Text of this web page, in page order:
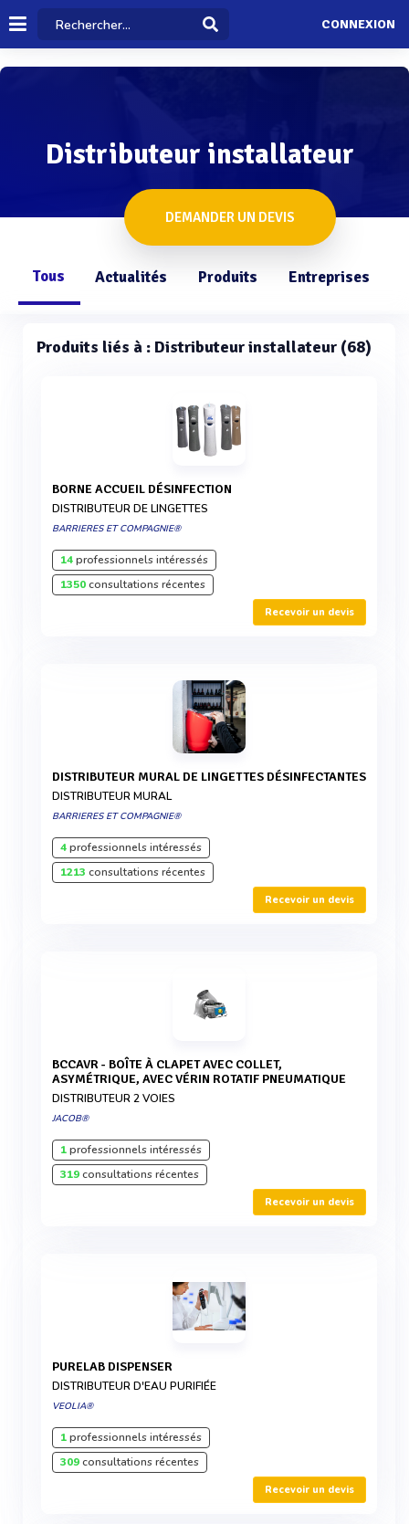
CONNEXION
Distributeur installateur
DEMANDER UN DEVIS
Tous Actualités Produits Entreprises
Produits liés à : Distributeur installateur (68)
BORNE ACCUEIL DÉSINFECTION
DISTRIBUTEUR DE LINGETTES
BARRIERES ET COMPAGNIE®
14professionnels intéressés
1350consultations récentes
Recevoir un devis
DISTRIBUTEUR MURAL DE LINGETTES DÉSINFECTANTES
DISTRIBUTEUR MURAL
BARRIERES ET COMPAGNIE®
4professionnels intéressés
1213 consultations récentes
Recevoir un devis
BCCAVR - BOÎTE À CLAPET AVEC COLLET,
ASYMÉTRIQUE, AVEC VÉRIN ROTATIF PNEUMATIQUE
DISTRIBUTEUR 2 VOIES
JACOB®
1professionnels intéressés
319consultations récentes
Recevoir un devis
PURELAB DISPENSER
DISTRIBUTEUR D'EAU PURIFIÉE
VEOLIA®
1professionnels intéressés
309consultations récentes
Recevoir un devis